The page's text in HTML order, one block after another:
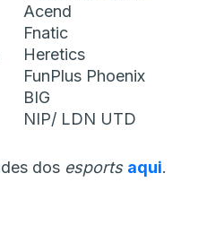
Acend
Fnatic
Heretics
FunPlus Phoenix
BIG
NIP/ LDN UTD
dos esports aqui.